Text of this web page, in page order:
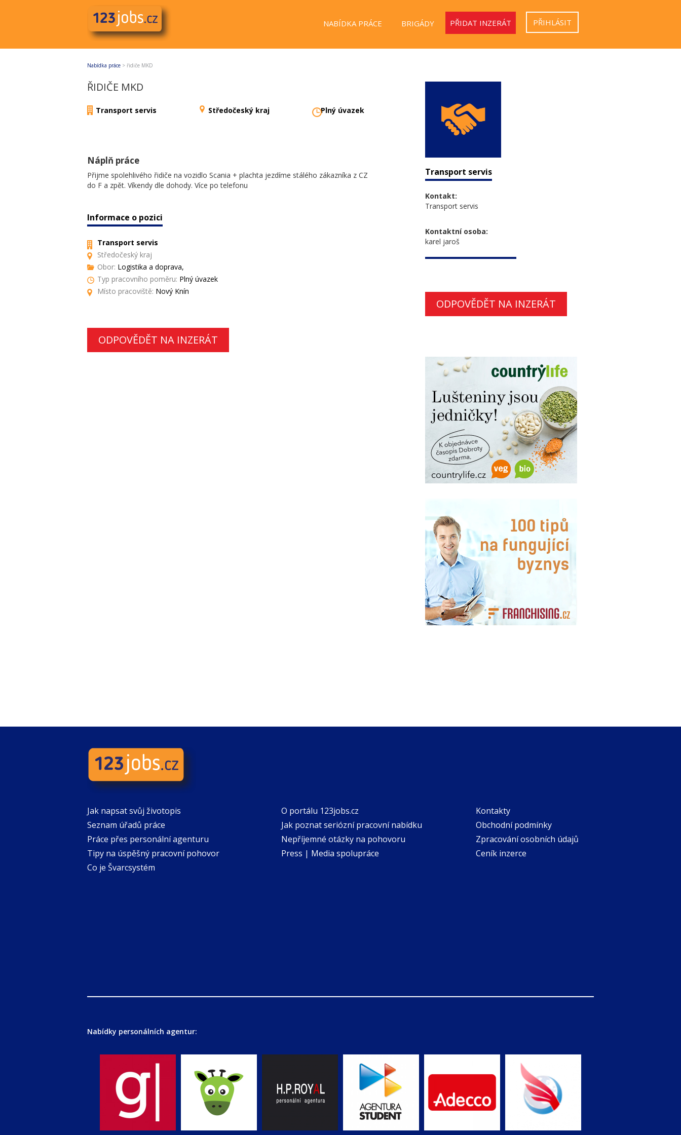
NABÍDKA PRÁCE BRIGÁDY PŘIDAT INZERÁT PŘIHLÁSIT
Nabídka práce > řidiče MKD
ŘIDIČE MKD
Transport servis Středočeský kraj Plný úvazek
Náplň práce
Přijme spolehlivého řidiče na vozidlo Scania + plachta jezdíme stálého zákazníka z CZ
do F a zpět. Víkendy dle dohody. Více po telefonu
Informace o pozici
Transport servis
Středočeský kraj
Obor: Logistika a doprava,
Typ pracovního poměru: Plný úvazek
Místo pracoviště: Nový Knín
ODPOVĚDĚT NA INZERÁT
Transport servis
Kontakt:
Transport servis
Kontaktní osoba:
karel jaroš
ODPOVĚDĚT NA INZERÁT
Jak napsat svůj životopis
Seznam úřadů práce
Práce přes personální agenturu
Tipy na úspěšný pracovní pohovor
Co je Švarcsystém
O portálu 123jobs.cz
Jak poznat seriózní pracovní nabídku
Nepříjemné otázky na pohovoru
Press | Media spolupráce
Kontakty
Obchodní podmínky
Zpracování osobních údajů
Ceník inzerce
Nabídky personálních agentur: